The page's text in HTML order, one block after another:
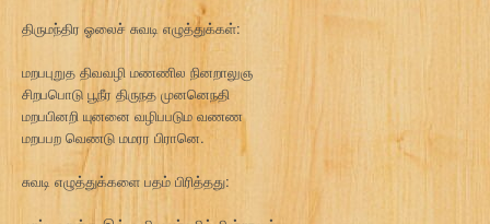
திருமந்திர ஓலைச் சுவடி எழுத்துக்கள்:
மறபபுறுத திவவழி மணணில நினறாலுஞ
சிறபபொடு பூநீர திருநத முனனெநதி
மறபபினறி யுனனை வழிபபடும வணண
மறபபற வெணடு மமரர பிரானெ.
சுவடி எழுத்துக்களை பதம் பிரித்தது: